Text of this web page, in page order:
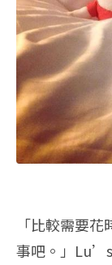
「比較需要
事吧。」